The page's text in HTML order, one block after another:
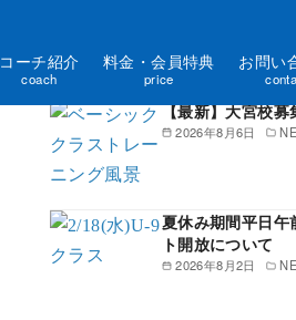
コーチ紹介
coach
料金・会員特典
price
お問い
新着記事一覧
2026年8月6日
【最新】大宮校募
2026年8月2日
夏休み期間平日午
ト開放について